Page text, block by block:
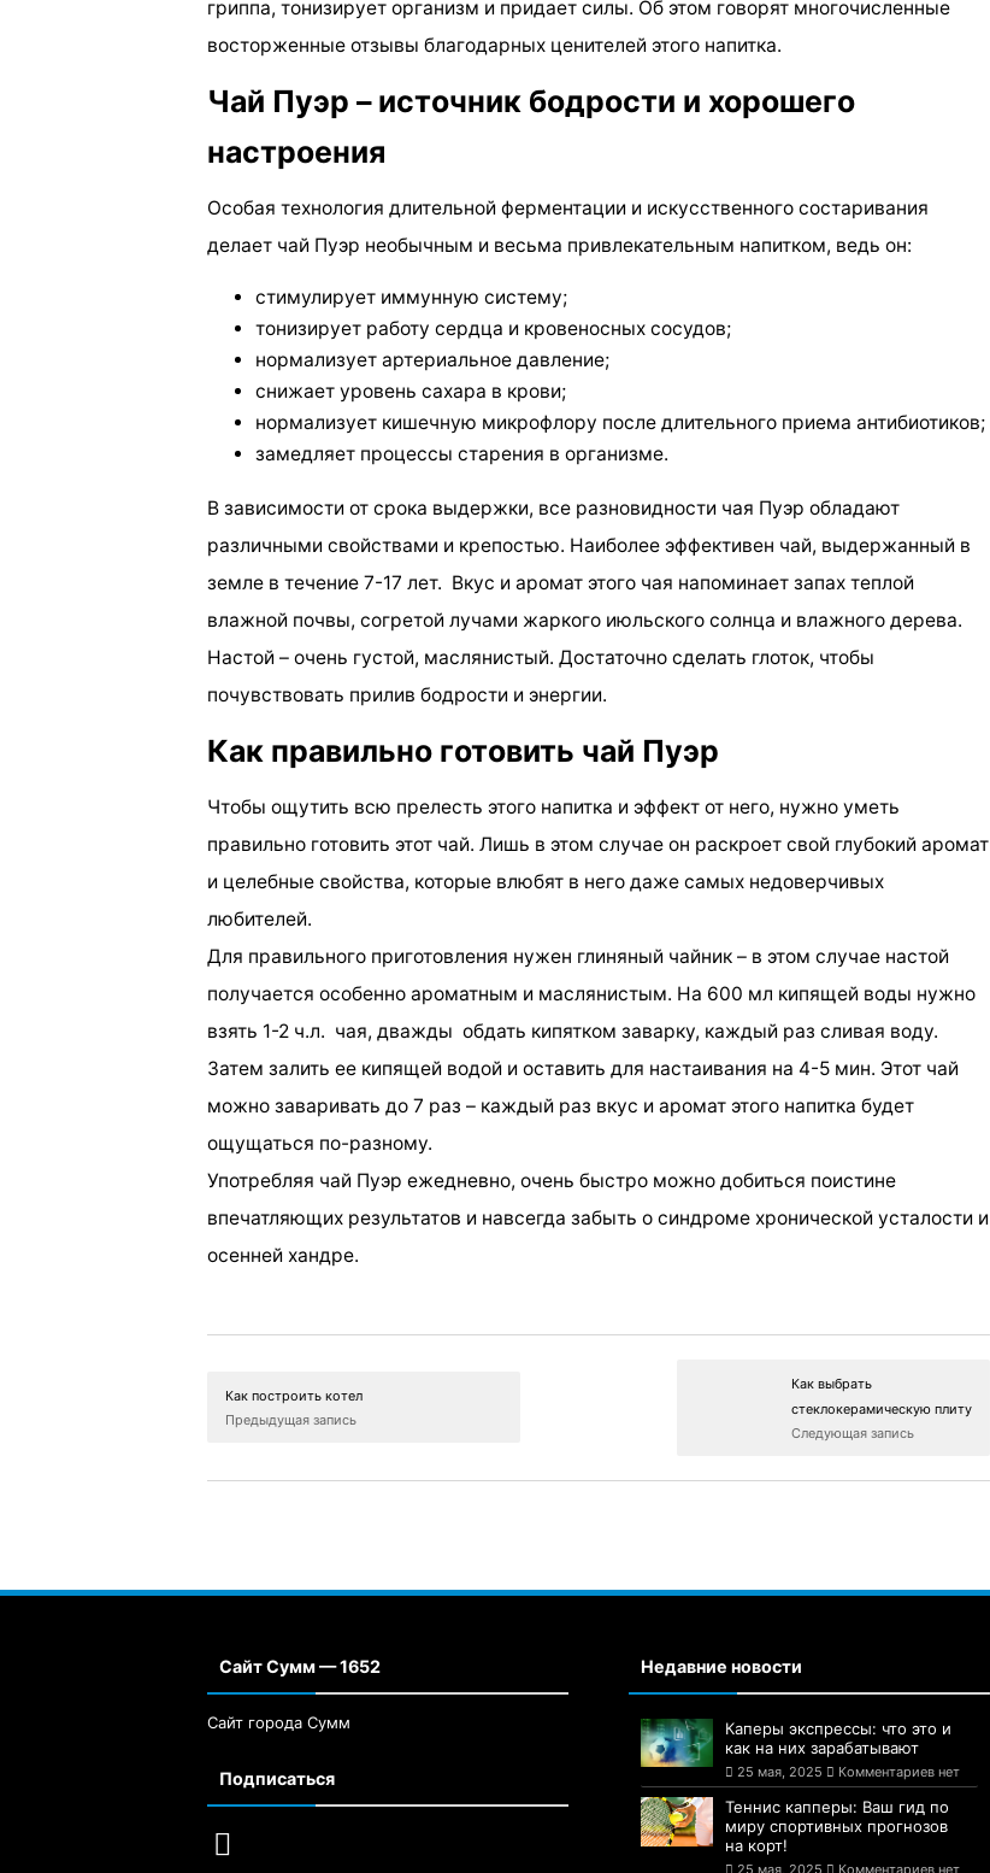
гриппа, тонизирует организм и придает силы. Об этом говорят многочисленные
восторженные отзывы благодарных ценителей этого напитка.
Чай Пуэр – источник бодрости и хорошего
настроения
Особая технология длительной ферментации и искусственного состаривания
делает чай Пуэр необычным и весьма привлекательным напитком, ведь он:
стимулирует иммунную систему;
тонизирует работу сердца и кровеносных сосудов;
нормализует артериальное давление;
снижает уровень сахара в крови;
нормализует кишечную микрофлору после длительного приема антибиотиков;
замедляет процессы старения в организме.
В зависимости от срока выдержки, все разновидности чая Пуэр обладают
различными свойствами и крепостью. Наиболее эффективен чай, выдержанный в
земле в течение 7-17 лет. Вкус и аромат этого чая напоминает запах теплой
влажной почвы, согретой лучами жаркого июльского солнца и влажного дерева.
Настой – очень густой, маслянистый. Достаточно сделать глоток, чтобы
почувствовать прилив бодрости и энергии.
Как правильно готовить чай Пуэр
Чтобы ощутить всю прелесть этого напитка и эффект от него, нужно уметь
правильно готовить этот чай. Лишь в этом случае он раскроет свой глубокий аромат
и целебные свойства, которые влюбят в него даже самых недоверчивых
любителей.
Для правильного приготовления нужен глиняный чайник – в этом случае настой
получается особенно ароматным и маслянистым. На 600 мл кипящей воды нужно
взять 1-2 ч.л. чая, дважды обдать кипятком заварку, каждый раз сливая воду.
Затем залить ее кипящей водой и оставить для настаивания на 4-5 мин. Этот чай
можно заваривать до 7 раз – каждый раз вкус и аромат этого напитка будет
ощущаться по-разному.
Употребляя чай Пуэр ежедневно, очень быстро можно добиться поистине
впечатляющих результатов и навсегда забыть о синдроме хронической усталости и
осенней хандре.
Как построить котел
Предыдущая запись
Как выбрать
стеклокерамическую плиту
Следующая запись
Сайт Сумм — 1652
Сайт города Сумм
Подписаться
Недавние новости
Каперы экспрессы: что это и
как на них зарабатывают
25 мая, 2025 Комментариев нет
Теннис капперы: Ваш гид по
миру спортивных прогнозов
на корт!
25 мая, 2025 Комментариев нет